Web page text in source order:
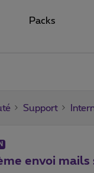
Packs
Support
envoi